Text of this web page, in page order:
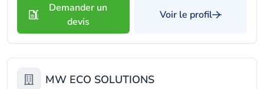
Demander un
devis
Voir le profil
MW ECO SOLUTIONS